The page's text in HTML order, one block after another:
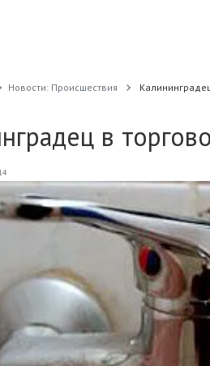
Новости: Происшествия
в